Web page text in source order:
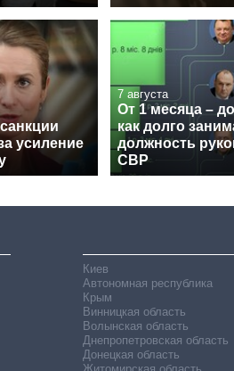
усиление
7 августа
От 1 месяца –
как долго
должность
СВР
Киев
Автономная республика
Крым
Винницкая область
Волынская область
Днепропетровская область
Донецкая область